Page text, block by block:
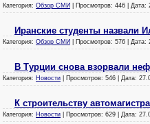
Категория: Обзор СМИ | Просмотров: 446 | Дата:
Иранские студенты назвали
Категория: Обзор СМИ | Просмотров: 576 | Дата:
В Турции снова взорвали
Категория: Новости | Просмотров: 546 | Дата:
К строительству
Категория: Новости | Просмотров: 629 | Дата: